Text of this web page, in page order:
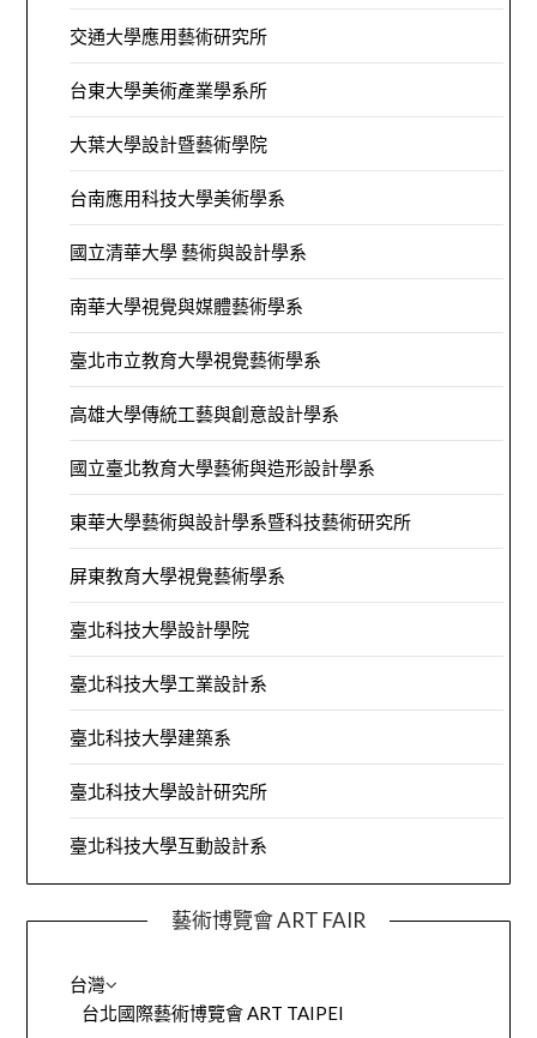
交通大學應用藝術研究所
台東大學美術產業學系所
大葉大學設計暨藝術學院
台南應用科技大學美術學系
國立清華大學 藝術與設計學系
南華大學視覺與媒體藝術學系
臺北市立教育大學視覺藝術學系
高雄大學傳統工藝與創意設計學系
國立臺北教育大學藝術與造形設計學系
東華大學藝術與設計學系暨科技藝術研究所
屏東教育大學視覺藝術學系
臺北科技大學設計學院
臺北科技大學工業設計系
臺北科技大學建築系
臺北科技大學設計研究所
臺北科技大學互動設計系
藝術博覽會 ART FAIR
台灣
台北國際藝術博覽會 ART TAIPEI